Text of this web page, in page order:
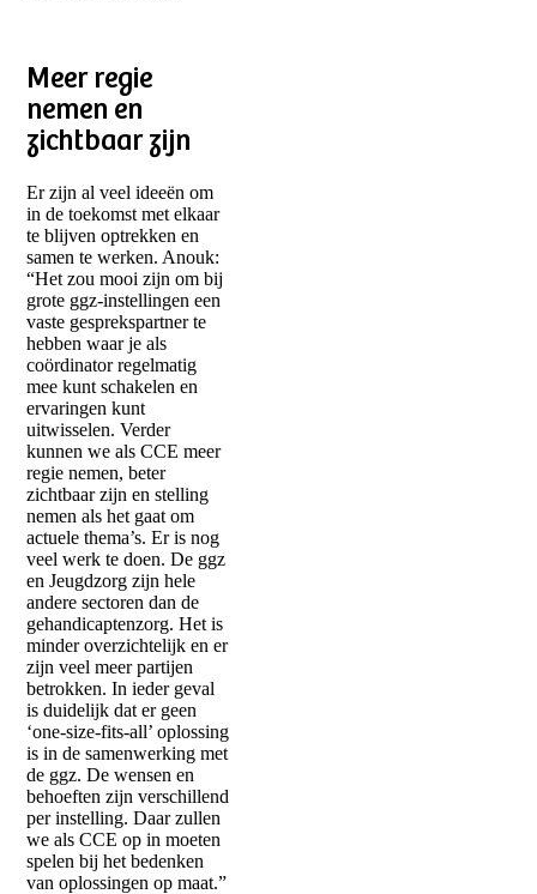
Meer regie
nemen en
zichtbaar zijn
Er zijn al veel ideeën om
in de toekomst met elkaar
te blijven optrekken en
samen te werken. Anouk:
“Het zou mooi zijn om bij
grote ggz-instellingen een
vaste gesprekspartner te
hebben waar je als
coördinator regelmatig
mee kunt schakelen en
ervaringen kunt
uitwisselen. Verder
kunnen we als CCE meer
regie nemen, beter
zichtbaar zijn en stelling
nemen als het gaat om
actuele thema’s. Er is nog
veel werk te doen. De ggz
en Jeugdzorg zijn hele
andere sectoren dan de
gehandicaptenzorg. Het is
minder overzichtelijk en er
zijn veel meer partijen
betrokken. In ieder geval
is duidelijk dat er geen
‘one-size-fits-all’ oplossing
is in de samenwerking met
de ggz. De wensen en
behoeften zijn verschillend
per instelling. Daar zullen
we als CCE op in moeten
spelen bij het bedenken
van oplossingen op maat.”